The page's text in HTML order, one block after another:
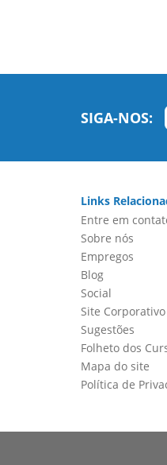
SIGA-NOS:
Links
Entre em
Sobre nós
Empregos
Blog
Social
Site Corporativo
Sugestões
Folheto dos
Mapa do site
Política de